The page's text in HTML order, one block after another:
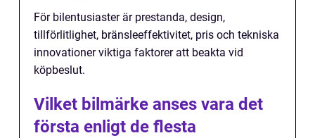
För bilentusiaster är prestanda, design,
tillförlitlighet, bränsleeffektivitet, pris och tekniska
innovationer viktiga faktorer att beakta vid
köpbeslut.
Vilket bilmärke anses vara det
första enligt de flesta